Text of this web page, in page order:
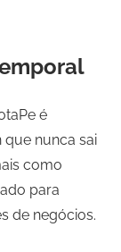
é
que nunca sai
como
para
de negócios.